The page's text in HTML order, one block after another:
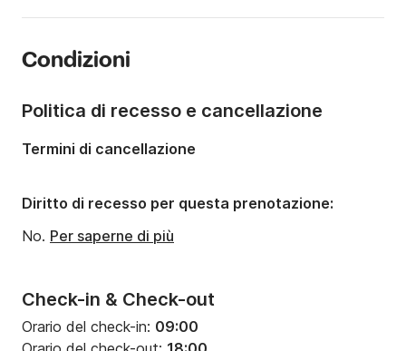
Portata massima persone:
Condizioni
Check-in & Check-out
Orario del check-in: 09:00
Politica di recesso e cancellazione
Termini di cancellazione
Diritto di recesso per questa prenotazione:
No. Per saperne di più